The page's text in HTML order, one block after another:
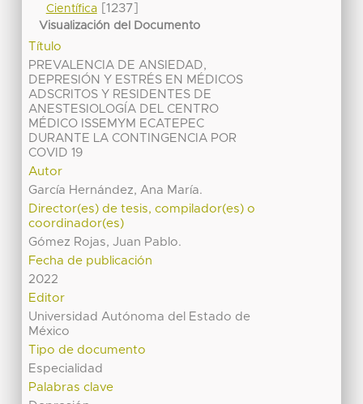
Científica[1237]
Visualización del Documento
Título
PREVALENCIA DE ANSIEDAD,
DEPRESIÓN Y ESTRÉS EN MÉDICOS
ADSCRITOS Y RESIDENTES DE
ANESTESIOLOGÍA DEL CENTRO
MÉDICO ISSEMYM ECATEPEC
DURANTE LA CONTINGENCIA POR
COVID 19
Autor
García Hernández, Ana María.
Director(es) de tesis, compilador(es) o
coordinador(es)
Gómez Rojas, Juan Pablo.
Fecha de publicación
2022
Editor
Universidad Autónoma del Estado de
México
Tipo de documento
Especialidad
Palabras clave